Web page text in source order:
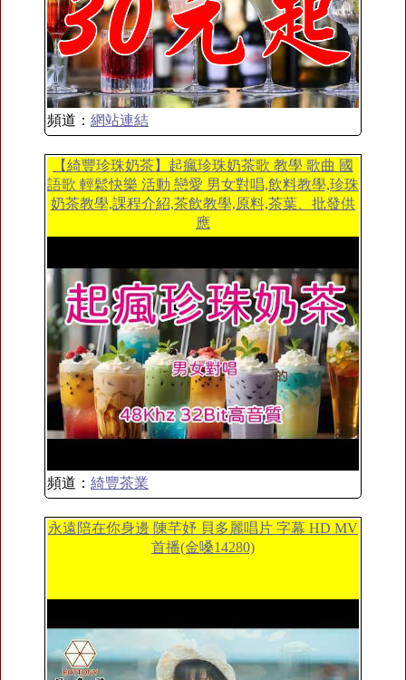
頻道： 網站連結
【綺豐珍珠奶茶】起瘋珍珠奶茶歌 教學 歌曲 國
語歌 輕鬆快樂 活動 戀愛 男女對唱,飲料教學,珍珠
奶茶教學,課程介紹,茶飲教學,原料,茶葉、批發供
應
頻道： 綺豐茶業
永遠陪在你身邊 陳芊妤 貝多麗唱片 字幕 HD MV
首播(金嗓14280)